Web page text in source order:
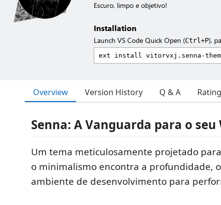
Escuro, limpo e objetivo!
Installation
Launch VS Code Quick Open (Ctrl+P),
Overview Version History Q & A
Senna: A Vanguarda para o
Um tema meticulosamente projetado para
o minimalismo encontra a profundidade,
ambiente de desenvolvimento para